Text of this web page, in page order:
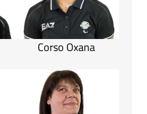
Corso Oxana